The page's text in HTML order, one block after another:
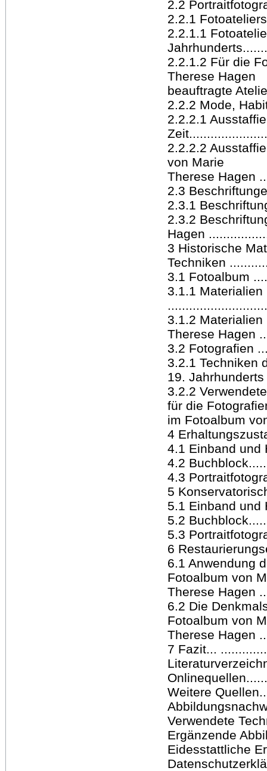
2.2
2.2.1
2.2.1.1
2.2.1.2 Für die
Therese Hagen
beauftragte
2.2.2 Mode,
2.2.2.1
2.2.2.2
von Marie
Therese Hagen
2.3
2.3.1
2.3.2
Hagen
3 Historische
Techniken
3.1 Fotoalbum
3.1.1
3.1.2 Materialien
Therese Hagen
3.2 Fotografien
3.2.1 Techniken
19.
3.2.2
für die
im Fotoalbum
4
4.1 Einband und
4.2
4.3
5
5.1 Einband und
5.2
5.3
6
6.1 Anwendung
Fotoalbum von
Therese Hagen
6.2 Die
Fotoalbum von
Therese Hagen
7 Fazit...
Weitere
Verwendete
Ergänzende
Eidesstattliche